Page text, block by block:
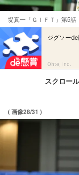
堤真一「ＧＩＦＴ」第5話
ジグソー
Ohte, Inc.
スクロー
( 画像28/31 )